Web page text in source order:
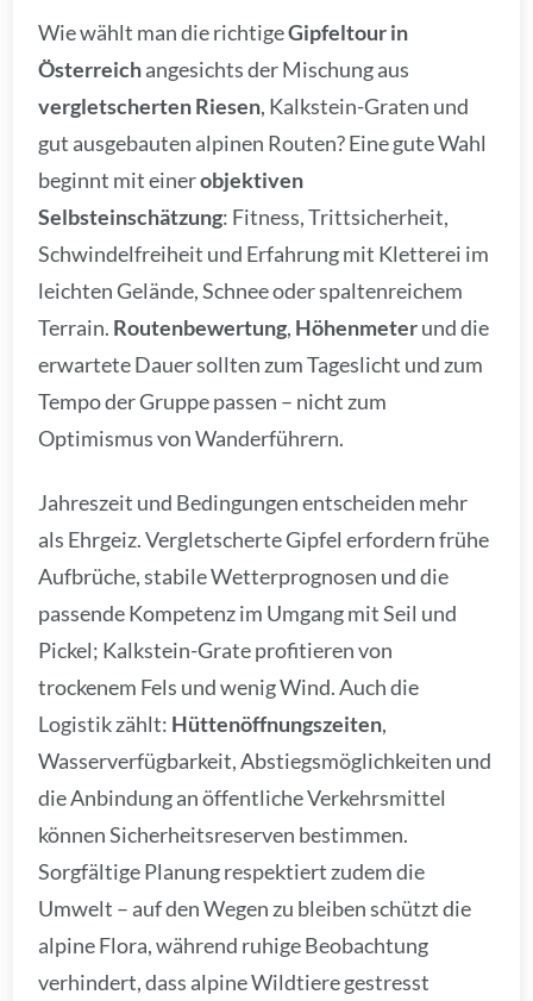
Wie wählt man die richtigeGipfeltour in
Österreichangesichts der Mischung aus
vergletscherten Riesen, Kalkstein-Graten und
gut ausgebauten alpinen Routen? Eine gute Wahl
beginnt mit einerobjektiven
Selbsteinschätzung: Fitness, Trittsicherheit,
Schwindelfreiheit und Erfahrung mit Kletterei im
leichten Gelände, Schnee oder spaltenreichem
Terrain. Routenbewertung, Höhenmeterund die
erwartete Dauer sollten zum Tageslicht und zum
Tempo der Gruppe passen – nicht zum
Optimismus von Wanderführern.
Jahreszeit und Bedingungen entscheiden mehr
als Ehrgeiz. Vergletscherte Gipfel erfordern frühe
Aufbrüche, stabile Wetterprognosen und die
passende Kompetenz im Umgang mit Seil und
Pickel; Kalkstein-Grate profitieren von
trockenem Fels und wenig Wind. Auch die
Logistik zählt: Hüttenöffnungszeiten,
Wasserverfügbarkeit, Abstiegsmöglichkeiten und
die Anbindung an öffentliche Verkehrsmittel
können Sicherheitsreserven bestimmen.
Sorgfältige Planung respektiert zudem die
Umwelt – auf den Wegen zu bleiben schützt die
alpine Flora, während ruhige Beobachtung
verhindert, dass alpine Wildtiere gestresst